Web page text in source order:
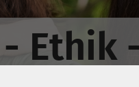
Ethik